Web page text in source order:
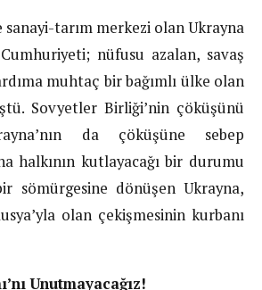
tarım merkezi olan Ukrayna
nüfusu azalan, savaş
muhtaç bir bağımlı ülke olan
Sovyetler Birliği’nin çöküşünü
da çöküşüne sebep
halkının kutlayacağı bir durumu
sömürgesine dönüşen Ukrayna,
olan çekişmesinin kurbanı
Unutmayacağız!